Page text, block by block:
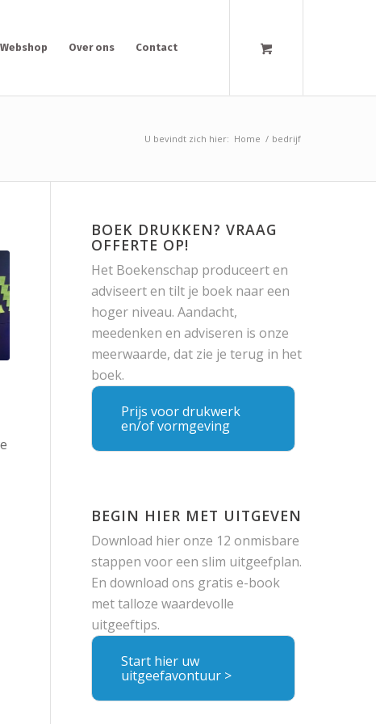
Webshop Over ons Contact
U bevindt zich hier: Home / bedrijf
BOEK DRUKKEN? VRAAG
OFFERTE OP!
Het Boekenschap produceert en
adviseert en tilt je boek naar een
hoger niveau. Aandacht,
meedenken en adviseren is onze
meerwaarde, dat zie je terug in het
boek.
Prijs voor drukwerk
en/of vormgeving
BEGIN HIER MET UITGEVEN
Download hier onze 12 onmisbare
stappen voor een slim uitgeefplan.
En download ons gratis e-book
met talloze waardevolle
uitgeeftips.
Start hier uw
uitgeefavontuur >